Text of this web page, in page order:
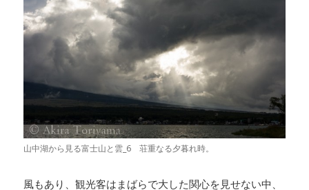
山中湖から見る富士山と雲_6 荘重なる夕暮れ時。
風もあり、観光客はまばらで大した関心を見せない中、